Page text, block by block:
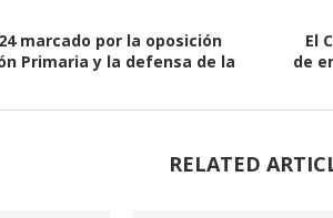
marcado por la oposición
Primaria y la defensa de la
El
de
RELATED